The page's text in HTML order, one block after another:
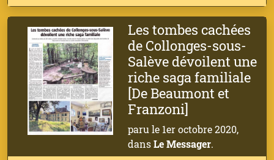
Les tombes cachées
de Collonges-sous-
Salève dévoilent une
riche saga familiale
[De Beaumont et
Franzoni]
paru le 1er octobre 2020,
dansLe Messager.